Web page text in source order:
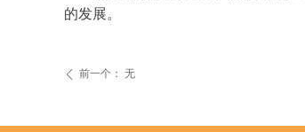
的发展。
ꄴ 前一个： 无